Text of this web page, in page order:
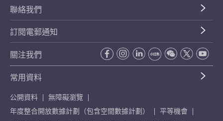
聯絡我們
訂閱電郵通知
關注我們
常用資料
公開資料
無障礙瀏覽
年度整合開放數據計劃（包含空間數據計劃）
平等機會